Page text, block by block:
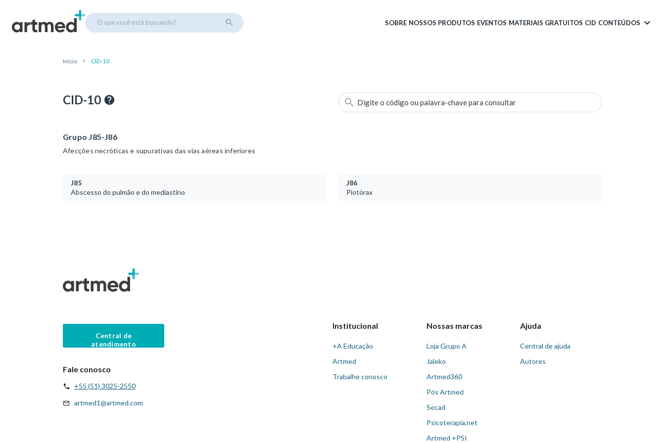
O que você está buscando? SOBRE NOSSOS PRODUTOS EVENTOS MATERIAIS GRATUITOS CID CONTEÚDOS
Início CID-10
CID-10 Digite o código ou palavra-chave para consultar
Grupo J85-J86
Afecções necróticas e supurativas das vias aéreas inferiores
J85
Abscesso do pulmão e do mediastino
J86
Piotórax
Central de
atendimento
Fale conosco
+55 (51) 3025-2550
artmed1@artmed.com
Institucional
+A Educação
Artmed
Trabalhe conosco
Nossas marcas
Loja Grupo A
Jaleko
Artmed360
Pós Artmed
Secad
Psicoterapia.net
Artmed +PSI
Ajuda
Central de ajuda
Autores